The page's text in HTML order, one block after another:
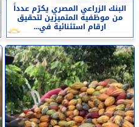
البنك الزراعي المصري يكرّم عدداً
من موظفيه المتميزين لتحقيق
ارقام استثنائية في...